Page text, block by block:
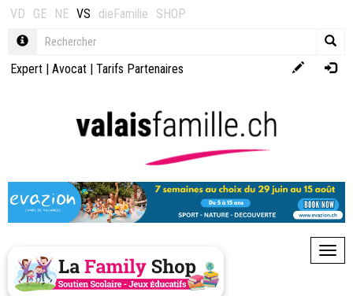
VD GE NE VS dieFamilie SHOP
Expert | Avocat | Tarifs Partenaires